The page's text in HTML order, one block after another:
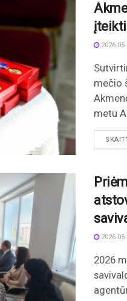
2026-
mečio
metu
2026-
2026